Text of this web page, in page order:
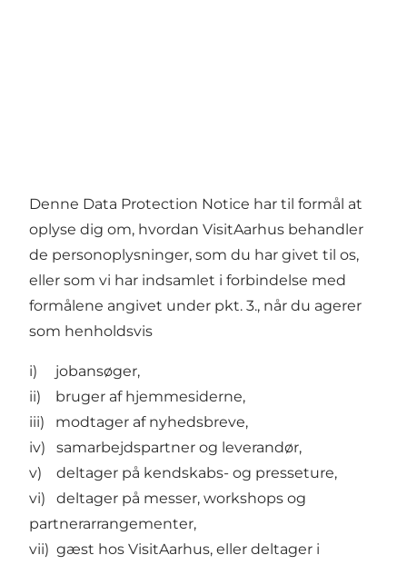
Denne Data Protection Notice har til formål at
oplyse dig om, hvordan VisitAarhus behandler
de personoplysninger, som du har givet til os,
eller som vi har indsamlet i forbindelse med
formålene angivet under pkt. 3., når du agerer
som henholdsvis
i) jobansøger,
ii) bruger af hjemmesiderne,
iii) modtager af nyhedsbreve,
iv) samarbejdspartner og leverandør,
v) deltager på kendskabs- og presseture,
vi) deltager på messer, workshops og
partnerarrangementer,
vii) gæst hos VisitAarhus, eller deltager i